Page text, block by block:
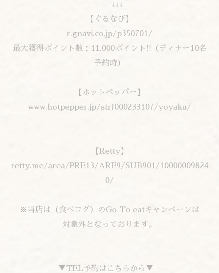
↓↓↓
【ぐるなび】
r.gnavi.co.jp/p350701/
最大獲得ポイント数：11,000ポイント!!（ディナー10名
予約時）
【ホットペッパー】
www.hotpepper.jp/strJ000233107/yoyaku/
【Retty】
retty.me/area/PRE13/ARE9/SUB901/10000009824
0/
※当店は（食べログ）のGo To eatキャンペーンは
対象外となっております。
▼TEL予約はこちらから▼